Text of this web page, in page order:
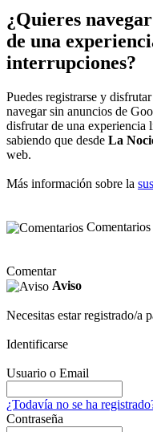
¿Quieres
de una
interrupciones?
Puedes registrarse y
navegar sin anuncios de
disfrutar de una experiencia
sabiendo que desde La
web.
Más información sobre la
Comentarios
Comentar
Aviso
Necesitas estar registrado/a
Identificarse
Usuario o Email
¿Todavía no se ha
Contraseña